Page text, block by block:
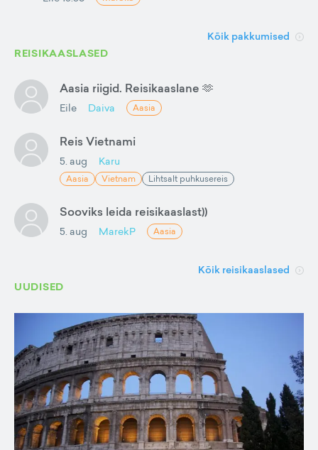
Kõik pakkumised
REISIKAASLASED
Aasia riigid. Reisikaaslane 🫶
Eile Daiva Aasia
Reis Vietnami
5. aug Karu
Aasia Vietnam Lihtsalt puhkusereis
Sooviks leida reisikaaslast))
5. aug MarekP Aasia
Kõik reisikaaslased
UUDISED